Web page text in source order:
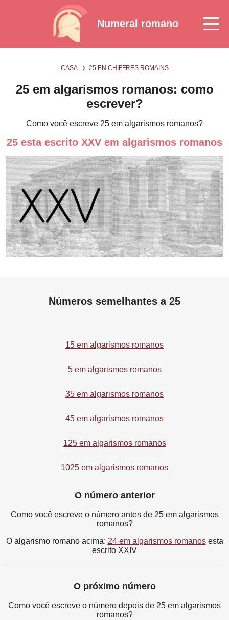
Numeral romano
CASA 25 EN CHIFFRES ROMAINS
25 em algarismos romanos: como
escrever?
Como você escreve 25 em algarismos romanos?
25 esta escrito XXV em algarismos romanos
Números semelhantes a 25
15 em algarismos romanos
5 em algarismos romanos
35 em algarismos romanos
45 em algarismos romanos
125 em algarismos romanos
1025 em algarismos romanos
O número anterior
Como você escreve o número antes de 25 em algarismos
romanos?
O algarismo romano acima: 24 em algarismos romanosesta
escrito XXIV
O próximo número
Como você escreve o número depois de 25 em algarismos
romanos?